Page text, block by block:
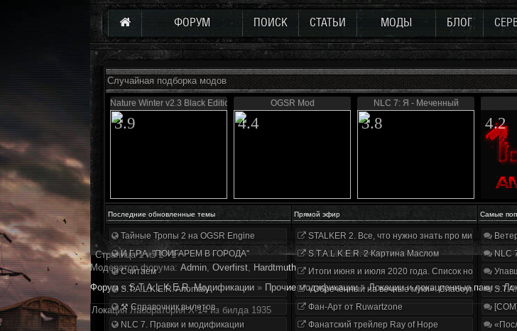
ФОРУМ ПОИСК СТАТЬИ МОДЫ БЛОГ
Случайная подборка модов
Nature Winter v2.3 Black Edition
3.9
OGSR Mod
4.4
NLC 7: Я - Меченный
3.8 4.2
Последние обновленные темы Прямой эфир Самые
Тайные Тропы 2 на OGSR Engine
И.Г.Р.А. "ПОИГАРЕМ В ГОРОДА"
Считаем
S.T.A.L.K.E.R. Anomaly
⚒ Справочник вылетов
NLC 7. Правки и модификации
STALKER 2. Все, что нужно знать про мир,
S.T.A.L.K.E.R. 2 Картина Маслом
Итоги июня и июля 2020 года. Список
«Обречённый на вечные муки». Слабоумие и
Фан-Арт от Ruwartzone
Фанатский трейлер Ray of Hope
NLC
Страница1из1
1
Модератор форума: Аdmin, Overfirst, Hardtmuth
Форум » S.T.A.L.K.E.R. Модификации » Прочие модификации » Локации и локационные паки »
Локация Лаборатория Х-14 из билда 1935